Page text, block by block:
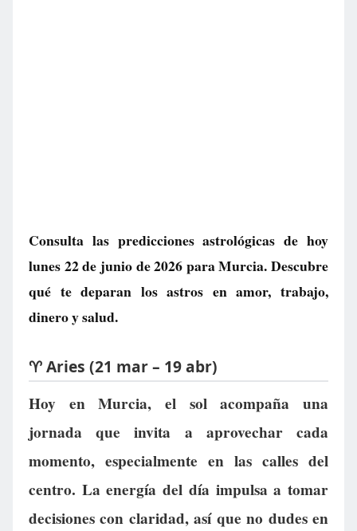
Consulta las predicciones astrológicas de hoy
lunes 22 de junio de 2026 para Murcia. Descubre
qué te deparan los astros en amor, trabajo,
dinero y salud.
♈ Aries (21 mar – 19 abr)
Hoy en Murcia, el sol acompaña una
jornada que invita a aprovechar cada
momento, especialmente en las calles del
centro. La energía del día impulsa a tomar
decisiones con claridad, así que no dudes en